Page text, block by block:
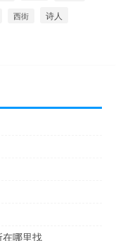
西街 诗人
哪里找